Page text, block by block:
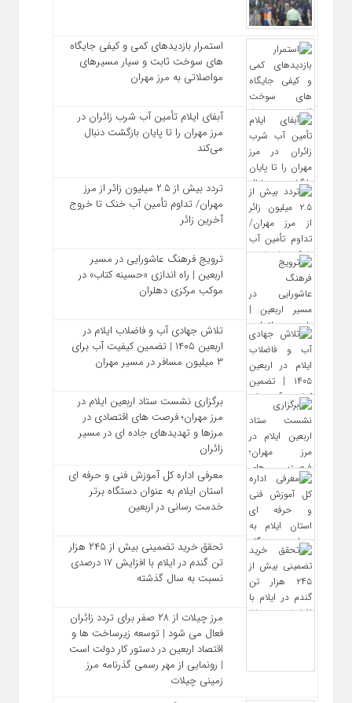
استمرار بازدیدهای کمی و کیفی جایگاه‌
های سوخت ثابت و سیار مسیرهای
مواصلاتی به مرز مهران
آبفای ایلام تأمین آب شرب زائران در
مرز مهران را تا پایان بازگشت دنبال
می‌کند
تردد بیش از ۲.۵ میلیون زائر از مرز
مهران/ تداوم تأمین آب خنک تا خروج
آخرین زائر
ترویج فرهنگ عاشورایی در مسیر
اربعین | راه‌ اندازی «حسینه کتاب» در
موکب مرکزی دهلران
تلاش جهادی آب و فاضلاب ایلام در
اربعین ۱۴۰۵ | تضمین کیفیت آب برای
۳ میلیون مسافر در مسیر مهران
برگزاری نشست ستاد اربعین ایلام در
مرز مهران؛ فرصت‌ های اقتصادی در
مرزها و تهدیدهای جاده‌ ای در مسیر
زائران
معرفی اداره کل آموزش فنی و حرفه‌ ای
استان ایلام به‌ عنوان دستگاه برتر
خدمت‌ رسانی در اربعین
تحقق خرید تضمینی بیش از ۲۴۵ هزار
تن گندم در ایلام با افزایش ۱۷ درصدی
نسبت به سال گذشته
مرز چیلات از ۲۸ صفر برای تردد زائران
فعال می‌ شود | توسعه زیرساخت‌ ها و
اقتصاد اربعین در دستور کار دولت است
| رونمایی از مهر رسمی گذرنامه مرز
زمینی چیلات